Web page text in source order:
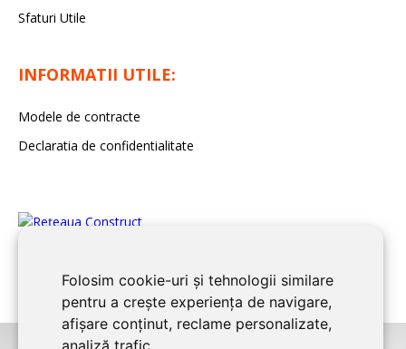
Folosim cookie-uri și tehnologii similare
pentru a crește experiența de navigare,
afișare conținut, reclame personalizate,
analiză trafic.
Sfaturi Utile
INFORMATII UTILE:
Modele de contracte
Declaratia de confidentialitate